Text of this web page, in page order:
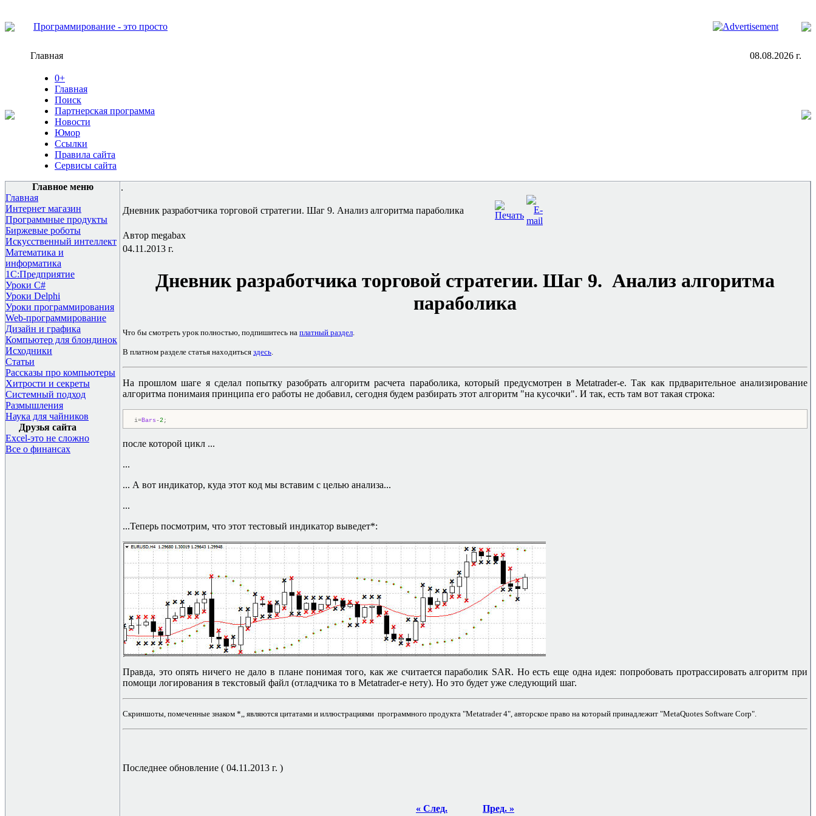
Программирование - это просто
Главная 08.08.2026 г.
0+
Главная
Поиск
Партнерская программа
Новости
Юмор
Ссылки
Правила сайта
Сервисы сайта
Главное меню
Главная
Интернет магазин
Программные продукты
Биржевые роботы
Искусственный интеллект
Математика и
информатика
1С:Предприятие
Уроки C#
Уроки Delphi
Уроки программирования
Web-программирование
Дизайн и графика
Компьютер для блондинок
Исходники
Статьи
Рассказы про компьютеры
Хитрости и секреты
Системный подход
Размышления
Наука для чайников
Друзья сайта
Excel-это не сложно
Все о финансах
.
Дневник разработчика торговой стратегии. Шаг 9. Анализ алгоритма параболика
Автор megabax
04.11.2013 г.
Дневник разработчика торговой стратегии. Шаг 9. Анализ алгоритма
параболика
Что бы смотреть урок полностью, подпишитесь на платный раздел
В платном разделе статья находиться здесь
На прошлом шаге я сделал попытку разобрать алгоритм расчета параболика, который предусмотрен вMetatrader-е. Так как прдварительное анализирование
алгоритма понимаия принципа его работы не добавил, сегодня будем разбирать этот алгоритм "на кусочки". И так, есть там вот такая строка:
i=Bars-2;
после которой цикл ...
...
... А вот индикатор, куда этот код мы вставим с целью анализа...
...
...Теперь посмотрим, что этот тестовый индикатор выведет*:
Правда, это опять ничего не дало в плане понимая того, как же считается параболик SAR. Но есть еще одна идея: попробовать протрассировать алгоритм при
помощи логирования в текстовый файл (отладчика то в Metatrader-е нету). Но это будет уже следующий шаг.
Скриншоты, помеченные знаком *,, являются цитатами и иллюстрациями программного продукта "Metatrader 4", авторское право на который принадлежит "MetaQuotes Software Corp".
Последнее обновление ( 04.11.2013 г. )
« След. Пред. »